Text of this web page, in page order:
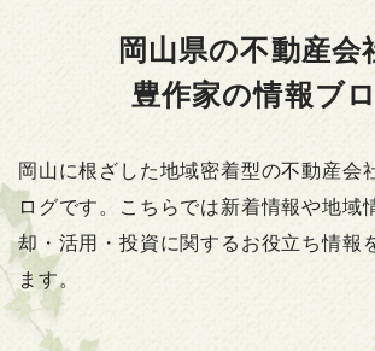
岡山県の不動産会
豊作家の情報ブ
岡山に根ざした地域密着型の不動産会
ログです。こちらでは新着情報や地域
却・活用・投資に関するお役立ち情報
ます。